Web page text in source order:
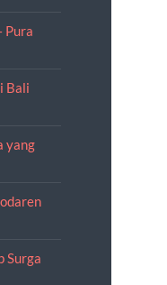
Pura
Bali
yang
Surga